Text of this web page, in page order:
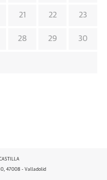
21 22 23
28 29 30
47008 - Valladolid